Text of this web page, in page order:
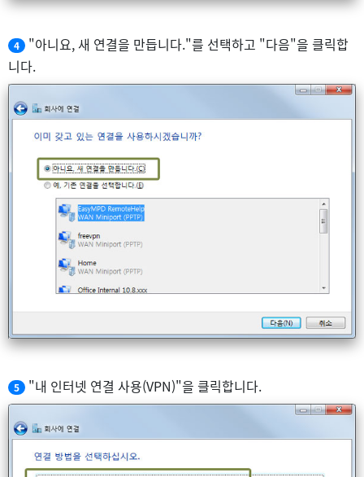
4
"아니요, 새 연결을 만듭니다."를 선택하고 "다음"을 클릭합
니다.
5 "내 인터넷 연결 사용(VPN)"을 클릭합니다.